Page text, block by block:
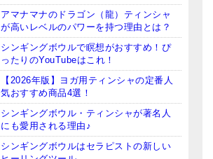
アマナマナのドラゴン（龍）ティンシャ
が高いレベルのパワーを持つ理由とは？
シンギングボウルで瞑想がおすすめ！ぴ
ったりのYouTubeはこれ！
【2026年版】ヨガ用ティンシャの定番人
気おすすめ商品4選！
シンギングボウル・ティンシャが著名人
にも愛用される理由♪
シンギングボウルはセラピストの新しい